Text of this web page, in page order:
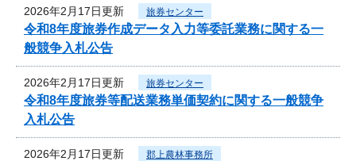
2026年2月17日更新 旅券センター
令和8年度旅券作成データ入力等委託業務に関する一
般競争入札公告
2026年2月17日更新 旅券センター
令和8年度旅券等配送業務単価契約に関する一般競争
入札公告
2026年2月17日更新 郡上農林事務所